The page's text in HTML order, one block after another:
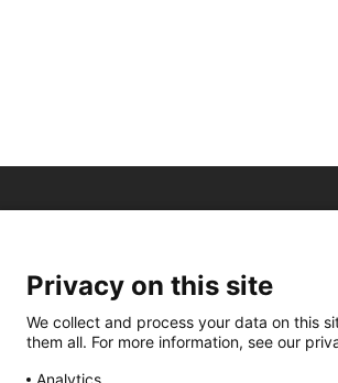
Privacy on this site
We collect and process your data on this
them all. For more information, see our
Analytics